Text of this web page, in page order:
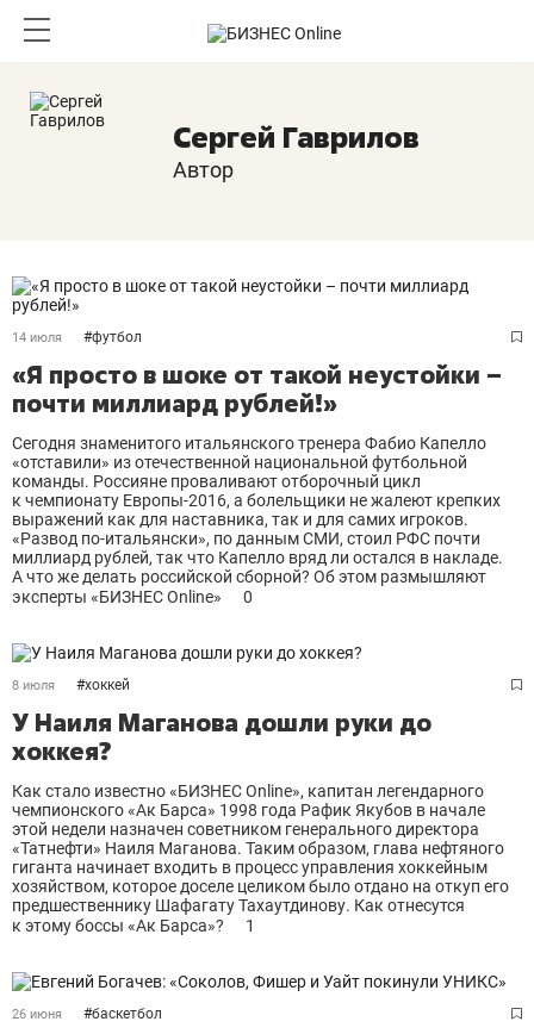
Сергей Гаврилов
Автор
14 июля #футбол
«Я просто в шоке от такой неустойки –
почти миллиард рублей!»
Сегодня знаменитого итальянского тренера Фабио Капелло
«отставили» из отечественной национальной футбольной
команды. Россияне проваливают отборочный цикл
к чемпионату Европы-2016, а болельщики не жалеют крепких
выражений как для наставника, так и для самих игроков.
«Развод по-итальянски», по данным СМИ, стоил РФС почти
миллиард рублей, так что Капелло вряд ли остался в накладе.
А что же делать российской сборной? Об этом размышляют
эксперты «БИЗНЕС Online»
0
8 июля #хоккей
У Наиля Маганова дошли руки до
хоккея?
Как стало известно «БИЗНЕС Online», капитан легендарного
чемпионского «Ак Барса» 1998 года Рафик Якубов в начале
этой недели назначен советником генерального директора
«Татнефти» Наиля Маганова. Таким образом, глава нефтяного
гиганта начинает входить в процесс управления хоккейным
хозяйством, которое доселе целиком было отдано на откуп его
предшественнику Шафагату Тахаутдинову. Как отнесутся
к этому боссы «Ак Барса»?
1
26 июня #баскетбол